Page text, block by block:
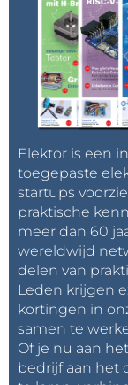
Elektor is een
toegepaste
startups
praktische
meer dan 60
wereldwijd
delen van
Leden krijgen
kortingen in
samen te
Of je nu aan
bedrijf aan het